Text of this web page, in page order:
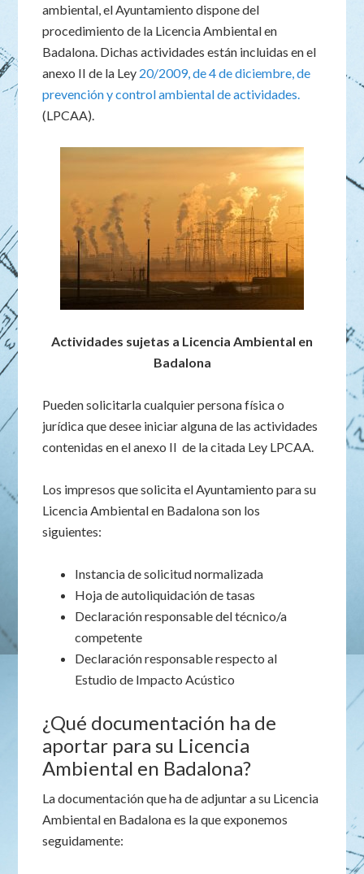
ambiental, el Ayuntamiento dispone del
procedimiento de la Licencia Ambiental en
Badalona. Dichas actividades están incluidas en el
anexo II de la Ley 20/2009, de 4 de diciembre, de
prevención y control ambiental de actividades.
(LPCAA).
Actividades sujetas a Licencia Ambiental en
Badalona
Pueden solicitarla cualquier persona física o
jurídica que desee iniciar alguna de las actividades
contenidas en el anexo II de la citada Ley LPCAA.
Los impresos que solicita el Ayuntamiento para su
Licencia Ambiental en Badalona son los
siguientes:
Instancia de solicitud normalizada
Hoja de autoliquidación de tasas
Declaración responsable del técnico/a
competente
Declaración responsable respecto al
Estudio de Impacto Acústico
¿Qué documentación ha de
aportar para su Licencia
Ambiental en Badalona?
La documentación que ha de adjuntar a su Licencia
Ambiental en Badalona es la que exponemos
seguidamente: